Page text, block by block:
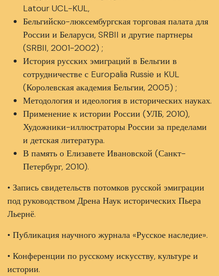
Latour UCL-KUL,
Бельгийско-люксембургская торговая палата для
России и Беларуси, SRBII и другие партнеры
(SRBII, 2001-2002) ;
История русских эмиграций в Бельгии в
сотрудничестве с Europalia Russie и KUL
(Королевская академия Бельгии, 2005) ;
Методология и идеология в исторических науках.
Применение к истории России (УЛБ, 2010),
Художники-иллюстраторы России за пределами
и детская литература.
В память о Елизавете Ивановской (Санкт-
Петербург, 2010).
• Запись свидетельств потомков русской эмиграции
под руководством Дрена Наук исторических Пьера
Льернё.
• Публикация научного журнала «Русское наследие».
• Конференции по русскому искусству, культуре и
истории.